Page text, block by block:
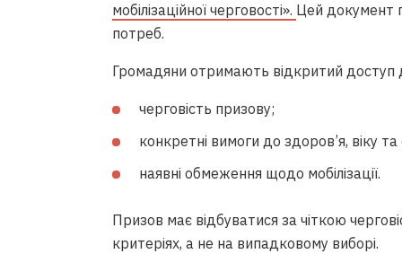
мобілізаційної черговості». Цей документ
потреб.
Громадяни отримають відкритий доступ
черговість призову;
конкретні вимоги до здоров’я, віку та
наявні обмеження щодо мобілізації.
Призов має відбуватися за чіткою
критеріях, а не на випадковому виборі.